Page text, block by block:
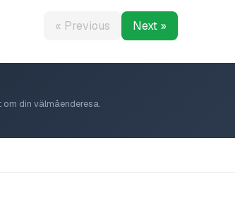
« Previous Next »
din välmåenderesa.